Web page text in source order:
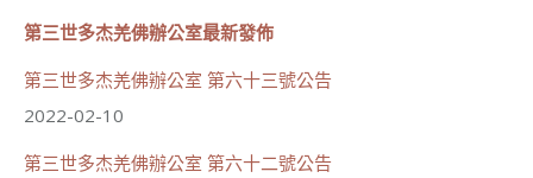
91 42 則留言
分享
世界佛教正心會
第三世多杰羌佛辦公室最新發佈
第三世多杰羌佛辦公室 第六十三號公告
2022-02-10
第三世多杰羌佛辦公室 第六十二號公告